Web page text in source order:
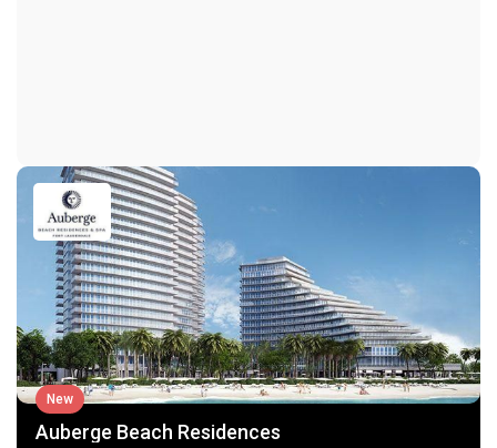
Парковка отдельная
Гараж
TwoOrMoreSpaces
Консьерж на парковке
New
Auberge Beach Residences